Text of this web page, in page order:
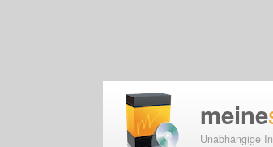
meine
Unabhängige